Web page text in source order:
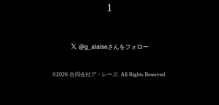
1
©2026 合同会社ア・レーズ . All Rights Reserved.